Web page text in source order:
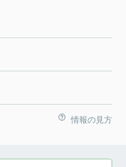
情報の見方